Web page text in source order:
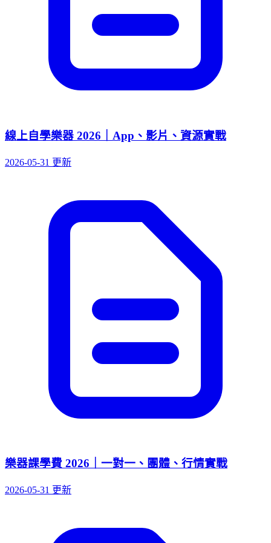
線上自學樂器 2026｜App、影片、資源實戰
2026-05-31 更新
樂器課學費 2026｜一對一、團體、行情實戰
2026-05-31 更新